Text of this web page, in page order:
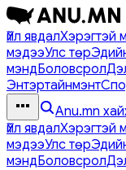
Үйл явдалХэрэгтэй
мэдээУлс төр
мэндБоловсрол
Энтэртайнмэнт
Anu.mn
Үйл явдалХэрэгтэй
мэдээУлс төр
мэндБоловсрол